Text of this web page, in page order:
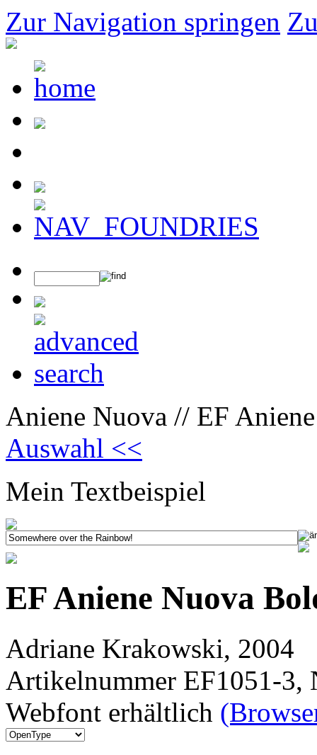
Zur Navigation springen
Aniene Nuova // EF
Auswahl <<
Mein Textbeispiel
EF Aniene Nuova
Adriane Krakowski, 2004
Artikelnummer EF1051-3,
Webfont erhältlich